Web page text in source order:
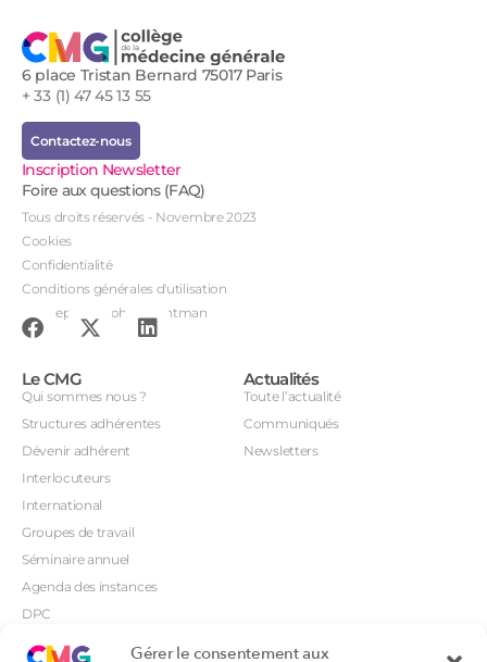
Gérer le consentement aux
6 place Tristan Bernard 75017 Paris
+ 33 (1) 47 45 13 55
Contactez-nous
Inscription Newsletter
Foire aux questions (FAQ)
Tous droits réservés - Novembre 2023
Cookies
Confidentialité
Conditions générales d'utilisation
Conception : John Brightman
Le CMG
Qui sommes nous ?
Structures adhérentes
Dévenir adhérent
Interlocuteurs
International
Groupes de travail
Séminaire annuel
Agenda des instances
DPC
Actualités
Toute l’actualité
Communiqués
Newsletters